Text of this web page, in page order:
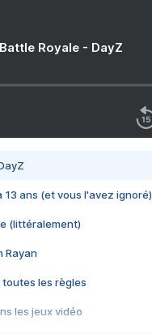
Royale - DayZ
13 ans (et vous l'avez ignoré)
(littéralement)
Rayan
toutes les règles
les jeux vidéo